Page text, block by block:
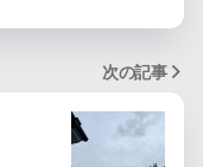
次の記事